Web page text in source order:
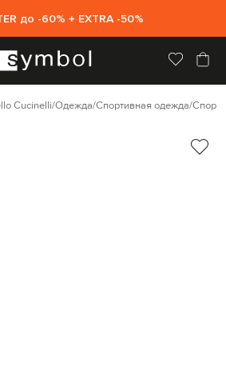
до -60% + EXTRA -50%
Cucinelli Одежда Спортивная одежда